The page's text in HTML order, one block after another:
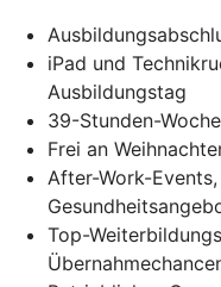
iPad und
Ausbildungstag
39-Stunden-
Frei an
After-Work-
Top-